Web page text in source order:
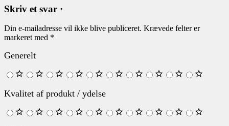
Skriv et svar ·
Din e-mailadresse vil ikke blive publiceret. Krævede felter er
markeret med *
Generelt
Kvalitet af produkt / ydelse